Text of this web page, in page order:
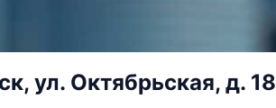
ул. Октябрьская, д. 18